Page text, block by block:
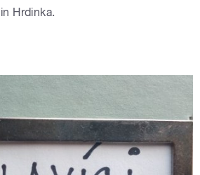
Hrdinka.